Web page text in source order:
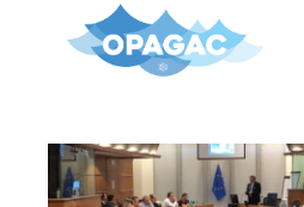
contenido